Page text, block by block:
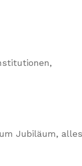
Jubiläum,